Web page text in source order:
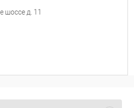
шоссе д. 11